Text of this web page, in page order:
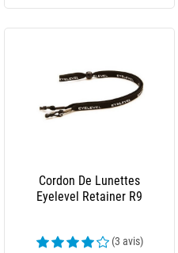
Cordon De Lunettes
Eyelevel Retainer R9
(3 avis)